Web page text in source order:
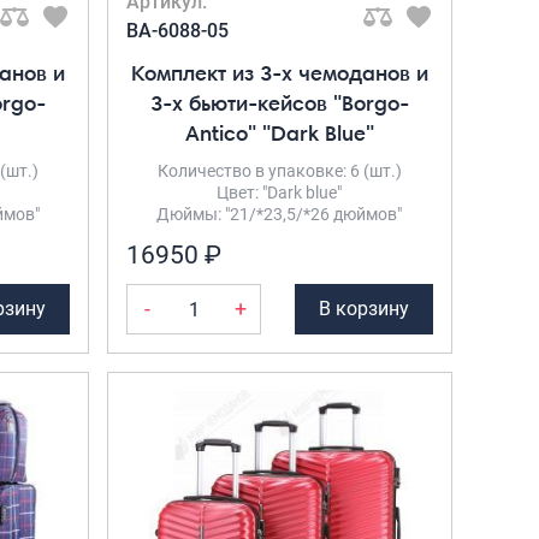
и
BA-6088-05
Комплект из 3-х чемоданов и
3-х бьюти-кейсов "Borgo-
Antico" "Dark Blue"
Количество в упаковке: 6 (шт.)
Цвет: "Dark blue"
Дюймы: "21/*23,5/*26 дюймов"
16950 ₽
- + В корзину